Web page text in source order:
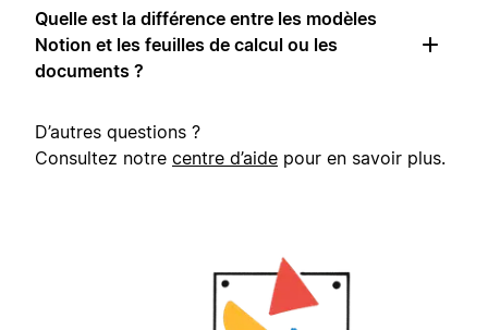
Quelle est la différence entre les modèles
Notion et les feuilles de calcul ou les
documents ?
D’autres questions ?
Consultez notre centre d’aide pour en savoir plus.